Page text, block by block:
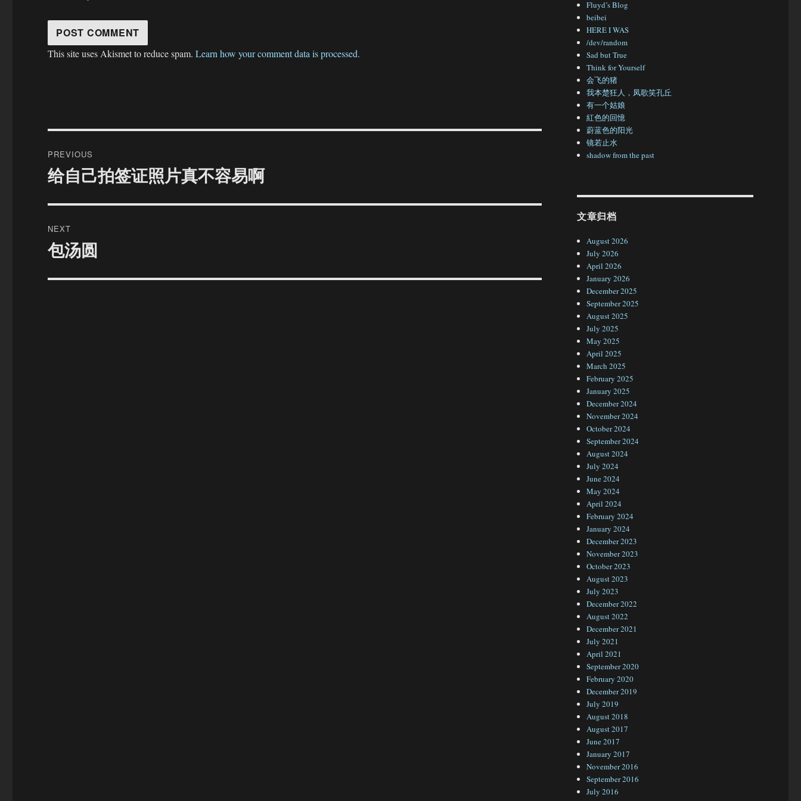
This site uses Akismet to reduce spam.Learn how your comment data is processed.
navigation
PREVIOUS
Previous
post:
给自己拍签证照片真不容易啊
NEXT
Next
post:
包汤圆
Fluyd’s Blog
beibei
HERE I WAS
/dev/random
Sad but True
Think for Yourself
会飞的猪
我本楚狂人，凤歌笑孔丘
有一个姑娘
紅色的回憶
蔚蓝色的阳光
镜若止水
shadow from the past
文章归档
August 2026
July 2026
April 2026
January 2026
December 2025
September 2025
August 2025
July 2025
May 2025
April 2025
March 2025
February 2025
January 2025
December 2024
November 2024
October 2024
September 2024
August 2024
July 2024
June 2024
May 2024
April 2024
February 2024
January 2024
December 2023
November 2023
October 2023
August 2023
July 2023
December 2022
August 2022
December 2021
July 2021
April 2021
September 2020
February 2020
December 2019
July 2019
August 2018
August 2017
June 2017
January 2017
November 2016
September 2016
July 2016